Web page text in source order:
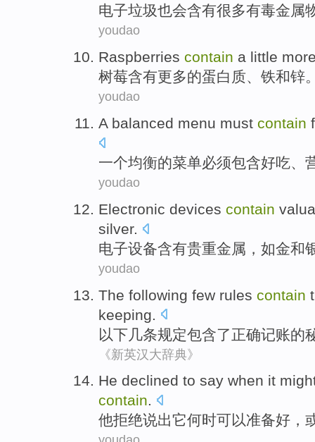
电子垃圾也会含有很多有毒金属
youdao
Raspberries contain a little
树莓含有更多的蛋白质、 铁和锌
youdao
A balanced menu must contain
一个均衡的菜单必须包含好吃、
youdao
Electronic devices contain
silver.
电子设备含有贵重金属 ， 如金和
youdao
The following few rules contain
keeping
以下 几条规定包含了正确记账的
《新英汉大辞典》
He declined to say when it
contain.
他拒绝说出它何时可以准备好 ，